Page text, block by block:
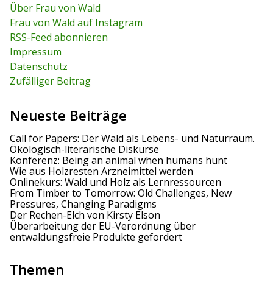
c
h
f
o
r
:
Über Frau von Wald
Frau von Wald auf Instagram
RSS-Feed abonnieren
Impressum
Datenschutz
Zufälliger Beitrag
Neueste Beiträge
Call for Papers: Der Wald als Lebens- und Naturraum.
Ökologisch-literarische Diskurse
Konferenz: Being an animal when humans hunt
Wie aus Holzresten Arzneimittel werden
Onlinekurs: Wald und Holz als Lernressourcen
From Timber to Tomorrow: Old Challenges, New
Pressures, Changing Paradigms
Der Rechen-Elch von Kirsty Elson
Überarbeitung der EU-Verordnung über
entwaldungsfreie Produkte gefordert
Themen